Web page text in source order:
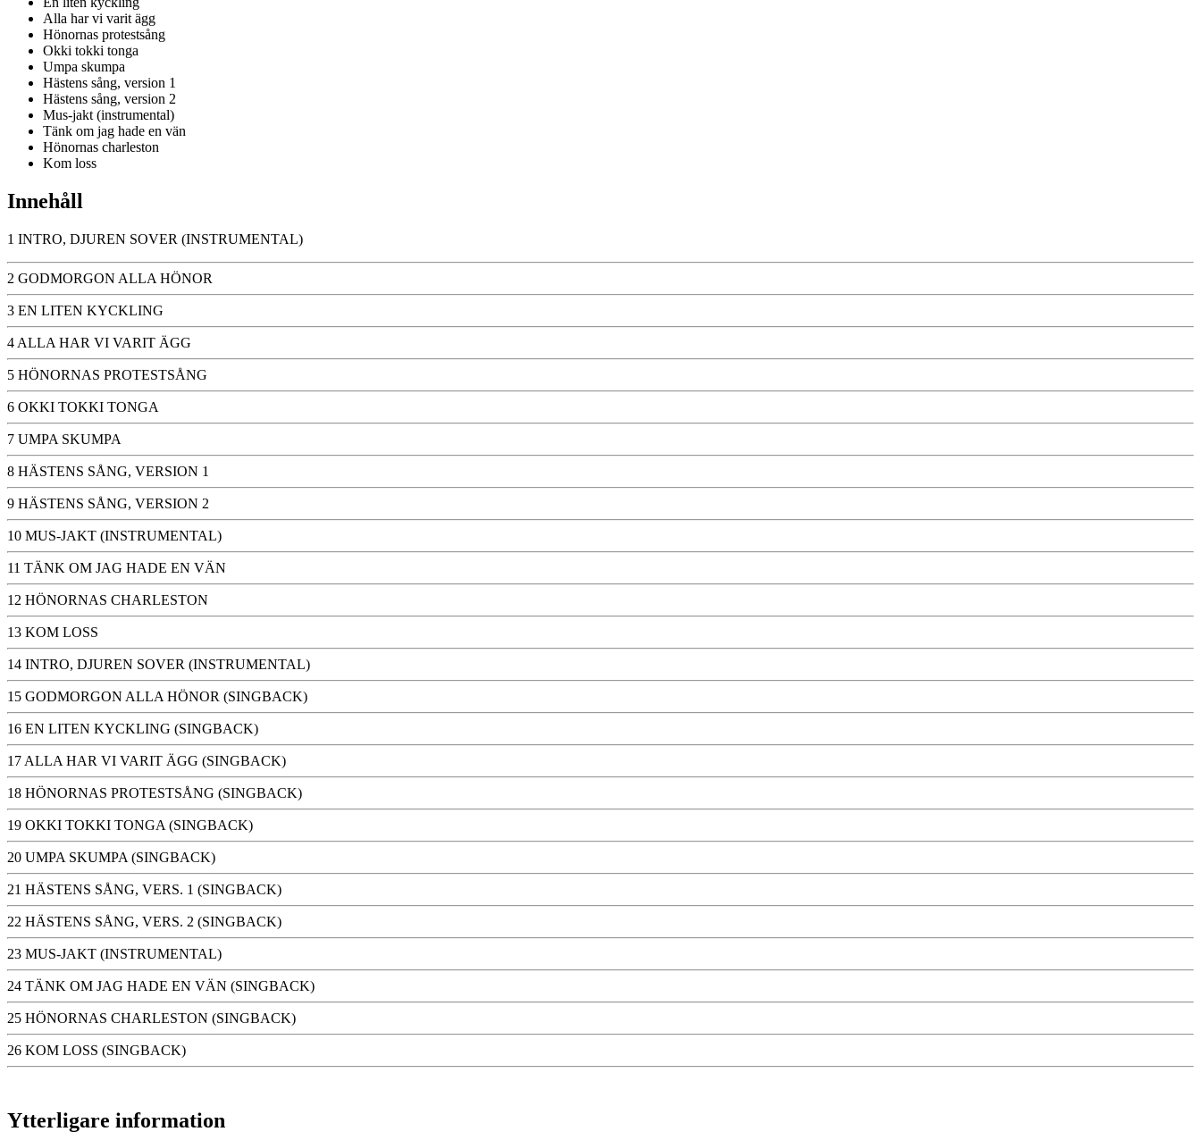
Alla har vi varit ägg
Hönornas protestsång
Okki tokki tonga
Umpa skumpa
Hästens sång, version 1
Hästens sång, version 2
Mus-jakt (instrumental)
Tänk om jag hade en vän
Hönornas charleston
Kom loss
Innehåll
1 INTRO, DJUREN SOVER (INSTRUMENTAL)
2 GODMORGON ALLA HÖNOR
3 EN LITEN KYCKLING
4 ALLA HAR VI VARIT ÄGG
5 HÖNORNAS PROTESTSÅNG
6 OKKI TOKKI TONGA
7 UMPA SKUMPA
8 HÄSTENS SÅNG, VERSION 1
9 HÄSTENS SÅNG, VERSION 2
10 MUS-JAKT (INSTRUMENTAL)
11 TÄNK OM JAG HADE EN VÄN
12 HÖNORNAS CHARLESTON
13 KOM LOSS
14 INTRO, DJUREN SOVER (INSTRUMENTAL)
15 GODMORGON ALLA HÖNOR (SINGBACK)
16 EN LITEN KYCKLING (SINGBACK)
17 ALLA HAR VI VARIT ÄGG (SINGBACK)
18 HÖNORNAS PROTESTSÅNG (SINGBACK)
19 OKKI TOKKI TONGA (SINGBACK)
20 UMPA SKUMPA (SINGBACK)
21 HÄSTENS SÅNG, VERS. 1 (SINGBACK)
22 HÄSTENS SÅNG, VERS. 2 (SINGBACK)
23 MUS-JAKT (INSTRUMENTAL)
24 TÄNK OM JAG HADE EN VÄN (SINGBACK)
25 HÖNORNAS CHARLESTON (SINGBACK)
26 KOM LOSS (SINGBACK)
Ytterligare information